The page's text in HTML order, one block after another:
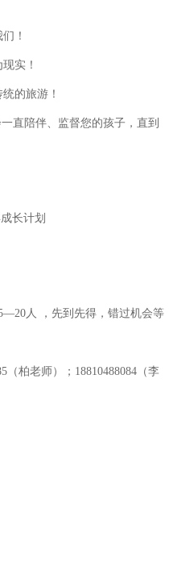
！
实！
的旅游！
直陪伴、监督您的孩子，直到
—20人 ，先到先得，错过机会等
（柏老师）； 18810488084 （李